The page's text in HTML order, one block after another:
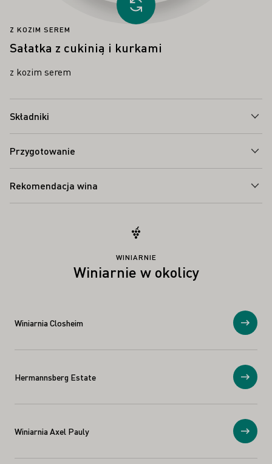
Z KOZIM SEREM
Sałatka z cukinią i kurkami
z kozim serem
Składniki
Przygotowanie
Rekomendacja wina
Proszę załadować inny przepis
WINIARNIE
Winiarnie w okolicy
Winiarnia Closheim
Hermannsberg Estate
Winiarnia Axel Pauly